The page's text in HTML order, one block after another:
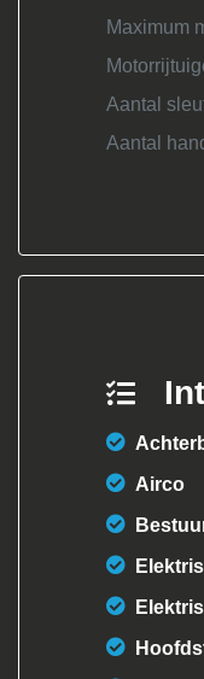
Maximum
Aantal
Aantal
Airco